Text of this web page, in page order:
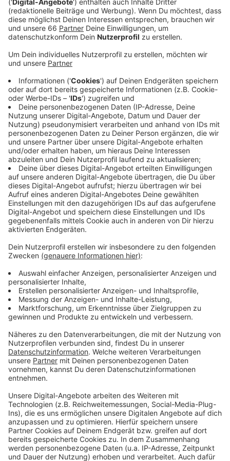
deutlichen Plus abgeschlossen.
Veröffentlicht:Mittwoch, 11.05.2022 05:54
Anzeige
Eigentlich hatte die Stadt mit über 70 Millionen Euro
minus kalkuliert, am Ende stehen unter dem Strich
knapp 40 Millionen Euro plus. Das allerdings nur wegen
der Bilanzierungshilfe des Landes. Sie sieht vor, dass
Corona-Folgen im Haushalt ausgeblendet werden.
Sonst hätte die Stadt im vergangenen Jahr 94,5
Millionen Euro Minus gemacht. Aber auch die
Gewerbesteuer sprudelte 2021 kräftiger als erwartet
und brachte über 976 Millionen Euro in die Stadtkasse.
Das Haushaltsplus stärkt laut Kämmerin das
Eigenkapital. Sie geht aber davon aus, dass
spätestens im übernächsten Jahr die Rücklagen
aufgebraucht sind.
Anzeige
Weitere Infos und Links zum Thema
Anzeige
Hier geht es zur ausführlichen Medienmitteilung
der Stadt
Anzeige
Anzeige